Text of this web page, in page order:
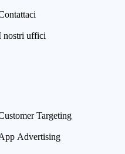
nostri uffici
Targeting
Advertising